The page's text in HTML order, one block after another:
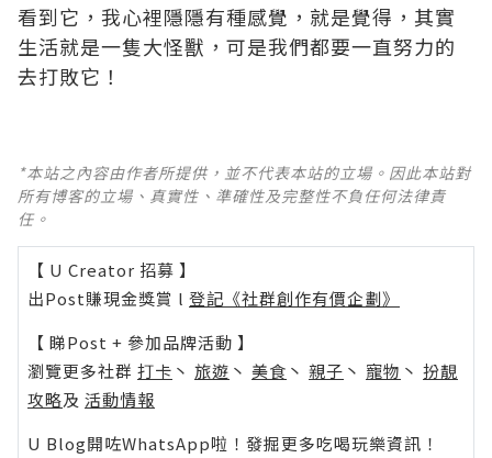
看到它，我心裡隱隱有種感覺，就是覺得，其實
生活就是一隻大怪獸，可是我們都要一直努力的
去打敗它！
*本站之內容由作者所提供，並不代表本站的立場。因此本站對
所有博客的立場、真實性、準確性及完整性不負任何法律責
任。
【 U Creator 招募 】
出Post賺現金獎賞 l 登記《社群創作有價企劃》
【 睇Post + 參加品牌活動 】
瀏覽更多社群 打卡 丶 旅遊 丶 美食 丶 親子 丶 寵物 丶 扮靚
攻略及 活動情報
U Blog開咗WhatsApp啦！發掘更多吃喝玩樂資訊！